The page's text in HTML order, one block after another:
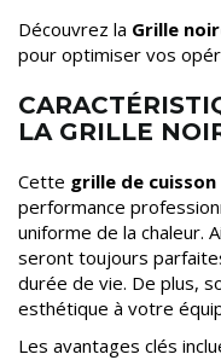
Découvrez la Grille
pour optimiser vos
LA GRILLE
Cette grille de
performance
uniforme de la chaleur.
seront toujours
durée de vie. De plus,
esthétique à votre
Les avantages clés